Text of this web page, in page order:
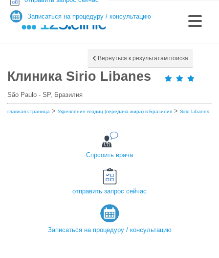
Вернуться к результатам поиска
Клиника Sirio Libanes
São Paulo - SP, Бразилия
главная страница > Укрепление ягодиц (передача жира) в Бразилия > Sirio Libanes
Спрсоить врача
отправить запрос сейчас
Записаться на процедуру / консультацию
Записаться на процедуру / консультацию